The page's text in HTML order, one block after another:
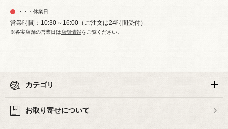
・・・休業日
営業時間：10:30～16:00（ご注文は24時間受付）
※各実店舗の営業日は店舗情報をご覧ください。
カテゴリ
お取り寄せについて